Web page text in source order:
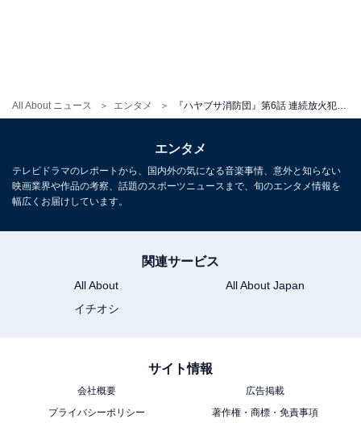
All About ニュース エンタメ
不気味な笑みに悲鳴殺到 「怖すぎる」「目の演
エンタメ
テレビドラマのレポートから、国内外の気になる音楽事情、意外と知らない
映画業界や作品の考察、話題のスポーツニュースまで、旬のエンタメ情報を
幅広くお届けしています。
関連サービス
All About
All About Japan
イチオシ
サイト情報
会社概要
広告掲載
プライバシーポリシー
著作権・商標・免責事項